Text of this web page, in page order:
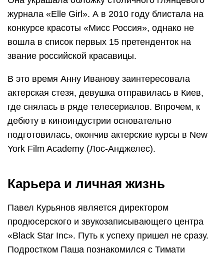
журнала «Elle Girl». А в 2010 году блистала на
конкурсе красоты «Мисс Россия», однако не
вошла в список первых 15 претенденток на
звание российской красавицы.
В это время Анну Иванову заинтересовала
актерская стезя, девушка отправилась в Киев,
где снялась в ряде телесериалов. Впрочем, к
дебюту в киноиндустрии основательно
подготовилась, окончив актерские курсы в New
York Film Academy (Лос-Анджелес).
Карьера и личная жизнь
Павел Курьянов является директором
продюсерского и звукозаписывающего центра
«Black Star Inc». Путь к успеху пришел не сразу.
Подростком Паша познакомился с Тимати